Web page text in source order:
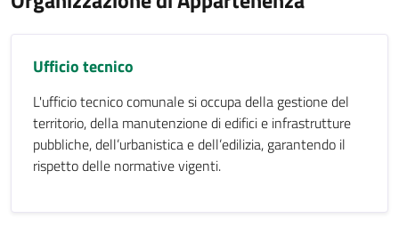
Ufficio tecnico
L'ufficio tecnico comunale si occupa della gestione del
territorio, della manutenzione di edifici e infrastrutture
pubbliche, dell’urbanistica e dell’edilizia, garantendo il
rispetto delle normative vigenti.